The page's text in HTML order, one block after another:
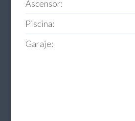
Ascensor:
Piscina:
Garaje: